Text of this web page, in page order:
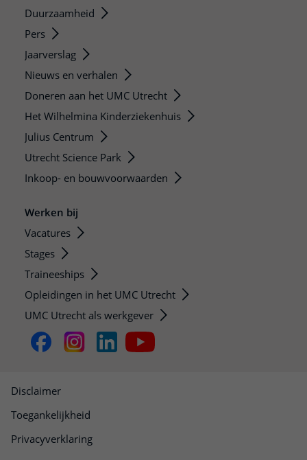
Duurzaamheid
Pers
Jaarverslag
Nieuws en verhalen
Doneren aan het UMC Utrecht
Het Wilhelmina Kinderziekenhuis
Julius Centrum
Utrecht Science Park
Inkoop- en bouwvoorwaarden
Werken bij
Vacatures
Stages
Traineeships
Opleidingen in het UMC Utrecht
UMC Utrecht als werkgever
Disclaimer
Toegankelijkheid
Privacyverklaring